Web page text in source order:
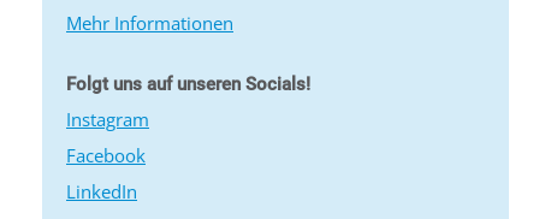
Mehr Informationen
Folgt uns auf unseren Socials!
Instagram
Facebook
LinkedIn